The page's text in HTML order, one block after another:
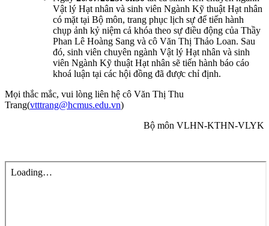
Vật lý Hạt nhân và sinh viên Ngành Kỹ thuật Hạt nhân
có mặt tại Bộ môn, trang phục lịch sự để tiến hành
chụp ảnh kỷ niệm cả khóa theo sự điều động của Thầy
Phan Lê Hoàng Sang và cô Văn Thị Thảo Loan. Sau
đó, sinh viên chuyên ngành Vật lý Hạt nhân và sinh
viên Ngành Kỹ thuật Hạt nhân sẽ tiến hành báo cáo
khoá luận tại các hội đồng đã được chỉ định.
Mọi thắc mắc, vui lòng liên hệ cô Văn Thị Thu
Trang(vtttrang@hcmus.edu.vn)
Bộ môn VLHN-KTHN-VLYK